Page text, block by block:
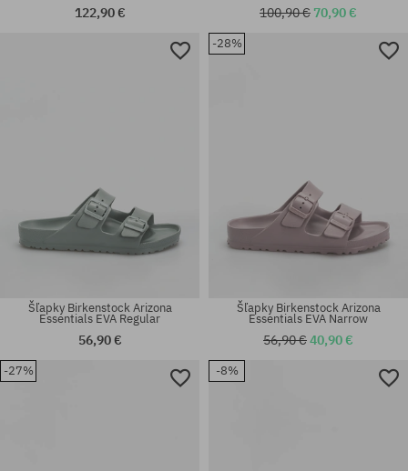
Dostupné veľkosti:
Dostupné veľkosti:
122,90 €
Dostupné veľkosti:
100,90 € 70,90 €
Šľapky Birkenstock Arizona
Essentials EVA Regular
56,90 €
-28%
Šľapky Birkenstock Arizona
Essentials EVA Narrow
56,90 €40,90 €
-27% -8%